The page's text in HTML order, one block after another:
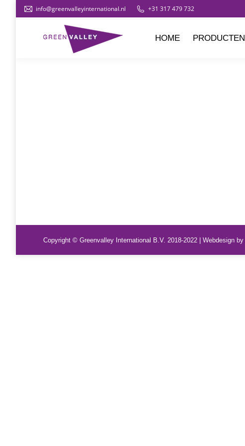
info@greenvalleyinternational.nl +31 317 479 732
HOME PRODUCTEN
Copyright © Greenvalley International B.V. 2018-2022 | Webdesign by